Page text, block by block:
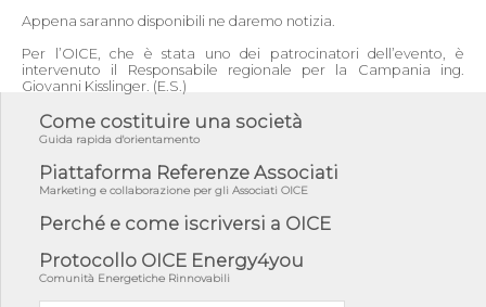
Appena saranno disponibili ne daremo notizia.
Per l’OICE, che è stata uno dei patrocinatori dell’evento, è
intervenuto il Responsabile regionale per la Campania ing.
Giovanni Kisslinger. (E.S.)
Come costituire una società
Guida rapida d'orientamento
Piattaforma Referenze Associati
Marketing e collaborazione per gli Associati OICE
Perché e come iscriversi a OICE
Protocollo OICE Energy4you
Comunità Energetiche Rinnovabili